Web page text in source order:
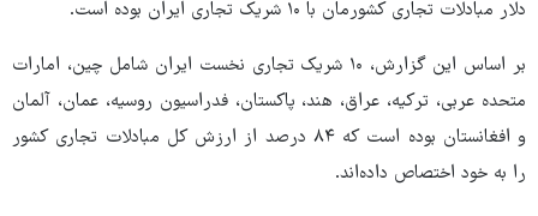
دلار مبادلات تجاری کشورمان با ۱۰ شریک تجاری ایران بوده است.
بر اساس این گزارش، ۱۰ شریک تجاری نخست ایران شامل چین، امارات
متحده عربی، ترکیه، عراق، هند، پاکستان، فدراسیون روسیه، عمان، آلمان
و افغانستان بوده است که ۸۴ درصد از ارزش کل مبادلات تجاری کشور
را به خود اختصاص داده‌اند.